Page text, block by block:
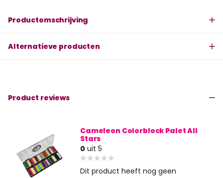
Productomschrijving
Alternatieve producten
Product reviews
Cameleon Colorblock Palet All
Stars
0 uit 5
Dit product heeft nog geen